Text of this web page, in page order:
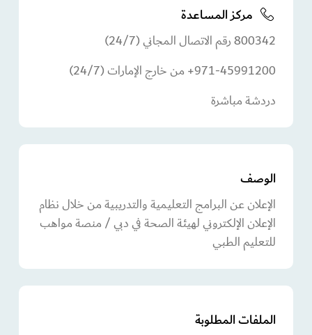
مركز المساعدة
800342 رقم الاتصال المجاني (24/7)
971-45991200+ من خارج الإمارات (24/7)
دردشة مباشرة
الوصف
الإعلان عن البرامج التعليمية والتدريبية من خلال نظام
الإعلان الإلكتروني لهيئة الصحة في دبي / منصة مواهب
للتعليم الطبي
الملفات المطلوبة